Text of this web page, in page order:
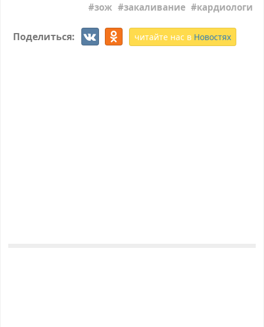
зож закаливание кардиологи
Поделиться: читайте нас в Новостях